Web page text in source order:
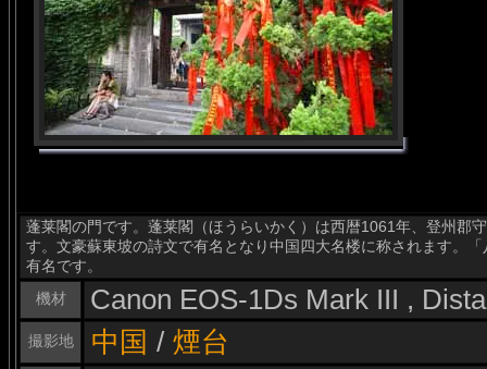
蓬莱閣の門です。蓬莱閣（ほうらいかく）は西暦1061年、登州郡
す。文豪蘇東坡の詩文で有名となり中国四大名楼に称されます。
有名です。
機材
Canon EOS-1Ds Mark III ,
撮影地 中国 / 煙台